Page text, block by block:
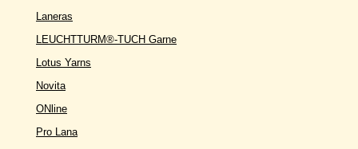
Laneras
LEUCHTTURM®-TUCH Garne
Lotus Yarns
Novita
ONline
Pro Lana